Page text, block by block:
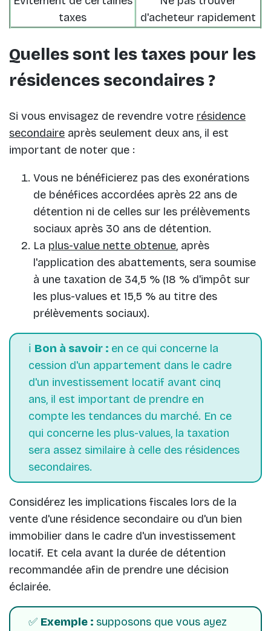
taxes
d'acheteur rapidement
Quelles sont les taxes pour les
résidences secondaires ?
Si vous envisagez de revendre votre résidence
secondaire après seulement deux ans, il est
important de noter que :
Vous ne bénéficierez pas des exonérations
de bénéfices accordées après 22 ans de
détention ni de celles sur les prélèvements
sociaux après 30 ans de détention.
La plus-value nette obtenue, après
l'application des abattements, sera soumise
à une taxation de 34,5 % (18 % d'impôt sur
les plus-values et 15,5 % au titre des
prélèvements sociaux).
ℹ️ Bon à savoir : en ce qui concerne la
cession d'un appartement dans le cadre
d'un investissement locatif avant cinq
ans, il est important de prendre en
compte les tendances du marché. En ce
qui concerne les plus-values, la taxation
sera assez similaire à celle des résidences
secondaires.
Considérez les implications fiscales lors de la
vente d'une résidence secondaire ou d'un bien
immobilier dans le cadre d'un investissement
locatif. Et cela avant la durée de détention
recommandée afin de prendre une décision
éclairée.
✅ Exemple : supposons que vous ayez